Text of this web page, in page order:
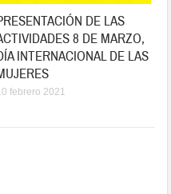
DE LAS
8 DE MARZO,
INTERNACIONAL DE LAS
febrero 2021